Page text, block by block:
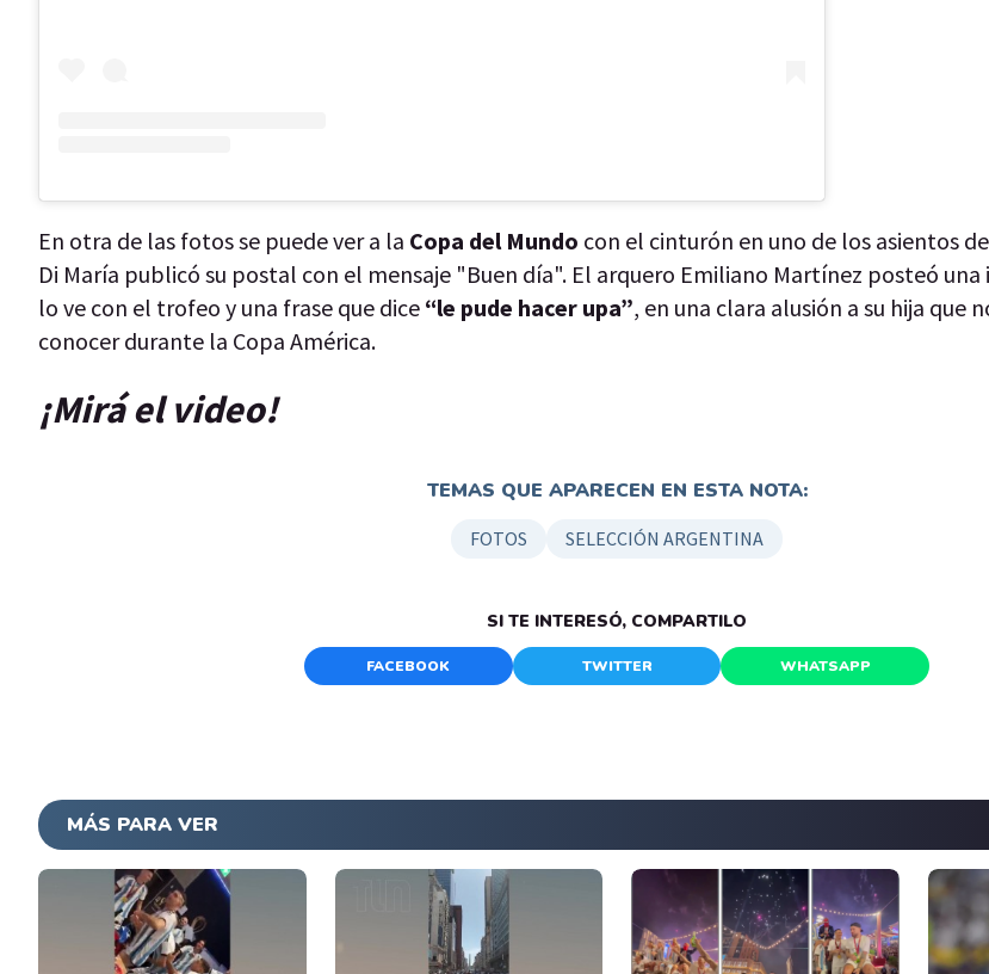
En otra de las fotos se puede ver a la Copa del Mundo con el cinturón en uno de los asientos
Di María publicó su postal con el mensaje "Buen día". El arquero Emiliano Martínez posteó una
lo ve con el trofeo y una frase que dice “le pude hacer upa”, en una clara alusión a su hija que
conocer durante la Copa América.
¡Mirá el video!
TEMAS QUE APARECEN EN ESTA NOTA:
FOTOS SELECCIÓN ARGENTINA
SI TE INTERESÓ, COMPARTILO
FACEBOOK TWITTER WHATSAPP
MÁS PARA VER